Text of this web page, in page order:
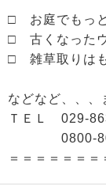
□ お庭でもっと
□ 古くなったウ
□ 雑草取りはも
などなど、、、
ＴＥＬ 029-
0800-8000-
＝＝＝＝＝＝